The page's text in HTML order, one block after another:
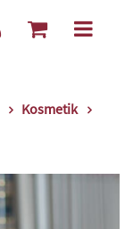
Kosmetik